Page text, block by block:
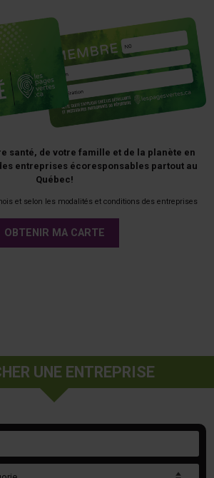
santé, de votre famille et de la planète en
entreprises écoresponsables partout au
Québec!
et selon les modalités et conditions des entreprises
OBTENIR MA CARTE
UNE ENTREPRISE